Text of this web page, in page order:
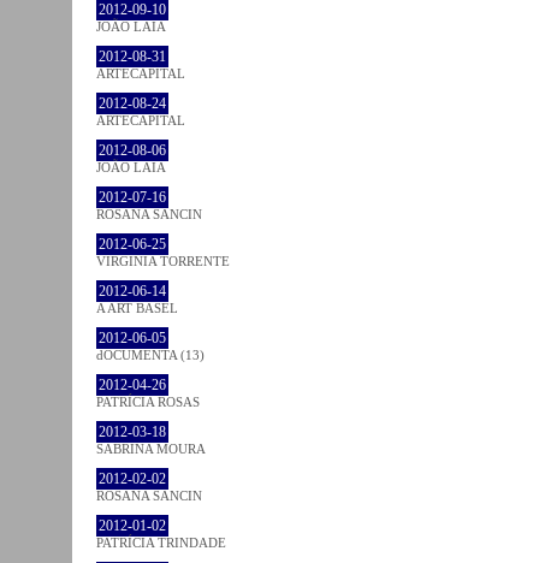
2012-09-10
JOÃO LAIA
2012-08-31
ARTECAPITAL
2012-08-24
ARTECAPITAL
2012-08-06
JOÃO LAIA
2012-07-16
ROSANA SANCIN
2012-06-25
VIRGINIA TORRENTE
2012-06-14
A ART BASEL
2012-06-05
dOCUMENTA (13)
2012-04-26
PATRÍCIA ROSAS
2012-03-18
SABRINA MOURA
2012-02-02
ROSANA SANCIN
2012-01-02
PATRÍCIA TRINDADE